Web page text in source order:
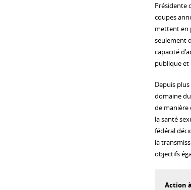
Présidente
coupes
mettent en
seulement
capacité
publique et
Depuis
domaine
de manière
la santé
fédéral
la
objectifs
Action